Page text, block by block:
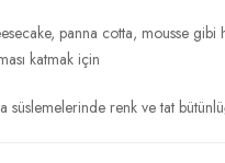
panna cotta, mousse gibi
katmak için
süslemelerinde renk ve tat